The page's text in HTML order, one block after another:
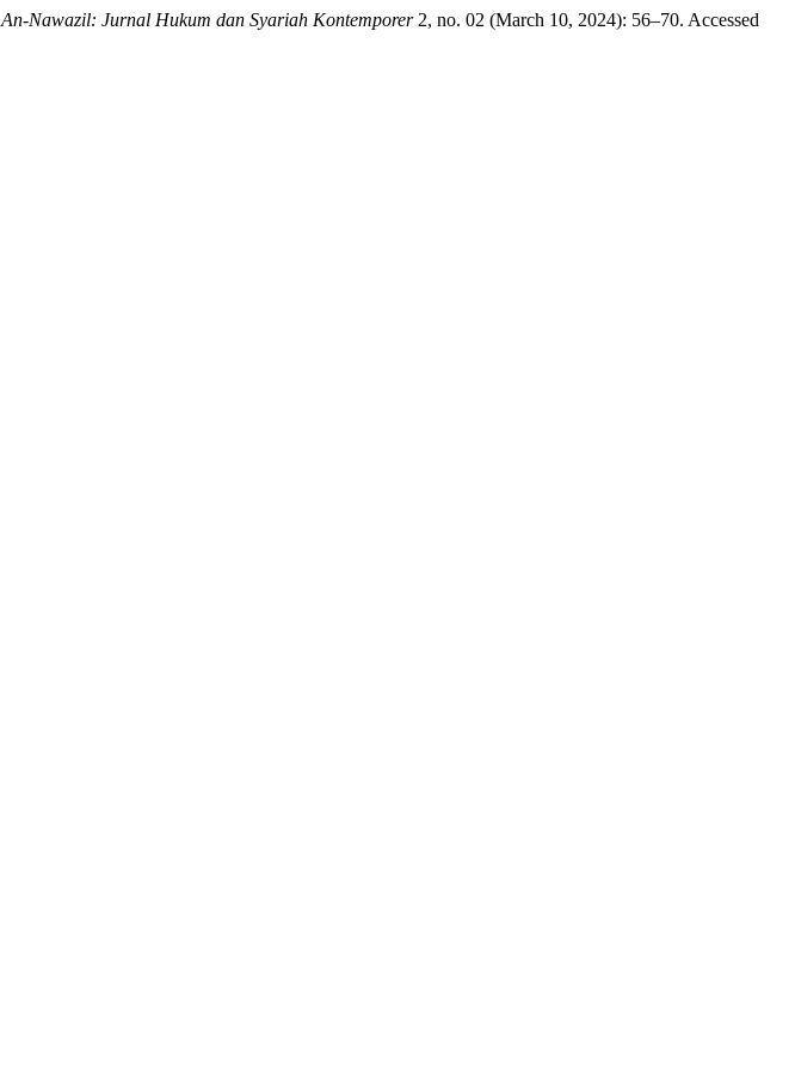
An-Nawazil: Jurnal Hukum dan Syariah Kontemporer 2, no. 02 (March 10, 2024): 56–70. Accessed